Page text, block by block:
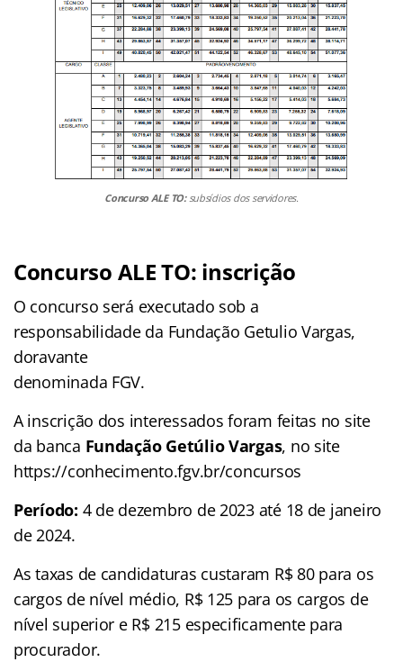
Concurso ALE TO:subsídios dos servidores.
Concurso ALE TO: inscrição
O concurso será executado sob a
responsabilidade da Fundação Getulio Vargas,
doravante
denominada FGV.
A inscrição dos interessados foram feitas no site
da banca Fundação Getúlio Vargas, no site
https://conhecimento.fgv.br/concursos
Período: 4 de dezembro de 2023 até 18 de janeiro
de 2024.
As taxas de candidaturas custaram R$ 80 para os
cargos de nível médio, R$ 125 para os cargos de
nível superior e R$ 215 especificamente para
procurador.